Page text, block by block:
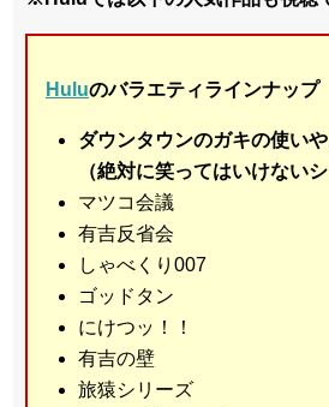
Huluのバラエティラインナップ
ダウンタウンのガキの使い
（絶対に笑ってはいけないシ
マツコ会議
有吉反省会
しゃべくり007
ゴッドタン
にけつッ！！
有吉の壁
旅猿シリーズ